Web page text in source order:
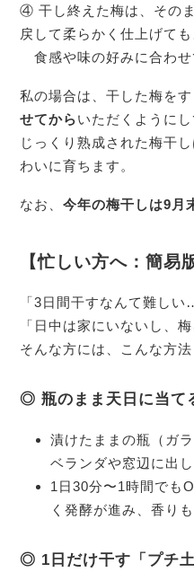
④ 干し終えた梅は、その
戻して柔らかく仕上げても
食感や味の好みに合わせ
私の場合は、干した梅をす
せてからいただくようにし
じっくり熟成された梅干
わいに育ちます。
なお、今年の梅干しは9月
【忙しい方へ：簡易
「3日間干すなんて難しい
「日中は家にいないし、
そんな方には、こんな方法
◎ 瓶のまま天日に当て
漬けたままの瓶（ガラ
ベランダや窓辺に出
1日30分〜1時間でも
く発酵が進み、香りも
◎ 1日だけ干す「プチ土